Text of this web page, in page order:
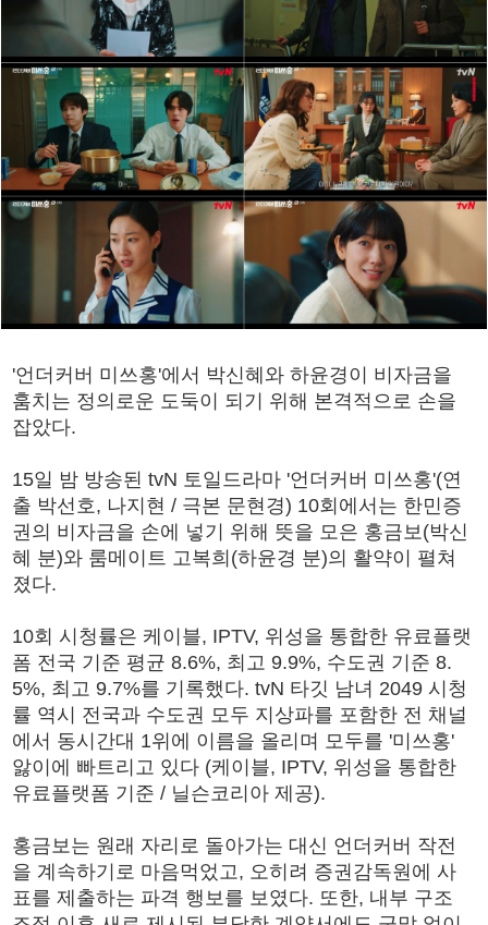
'언더커버 미쓰홍'에서 박신혜와 하윤경이 비자금을
훔치는 정의로운 도둑이 되기 위해 본격적으로 손을
잡았다.
15일 밤 방송된 tvN 토일드라마 '언더커버 미쓰홍'(연
출 박선호, 나지현 / 극본 문현경) 10회에서는 한민증
권의 비자금을 손에 넣기 위해 뜻을 모은 홍금보(박신
혜 분)와 룸메이트 고복희(하윤경 분)의 활약이 펼쳐
졌다.
10회 시청률은 케이블, IPTV, 위성을 통합한 유료플랫
폼 전국 기준 평균 8.6%, 최고 9.9%, 수도권 기준 8.
5%, 최고 9.7%를 기록했다. tvN 타깃 남녀 2049 시청
률 역시 전국과 수도권 모두 지상파를 포함한 전 채널
에서 동시간대 1위에 이름을 올리며 모두를 '미쓰홍'
앓이에 빠트리고 있다 (케이블, IPTV, 위성을 통합한
유료플랫폼 기준 / 닐슨코리아 제공).
홍금보는 원래 자리로 돌아가는 대신 언더커버 작전
을 계속하기로 마음먹었고, 오히려 증권감독원에 사
표를 제출하는 파격 행보를 보였다. 또한, 내부 구조